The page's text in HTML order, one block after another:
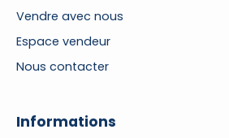
Vendre avec nous
Espace vendeur
Nous contacter
Informations